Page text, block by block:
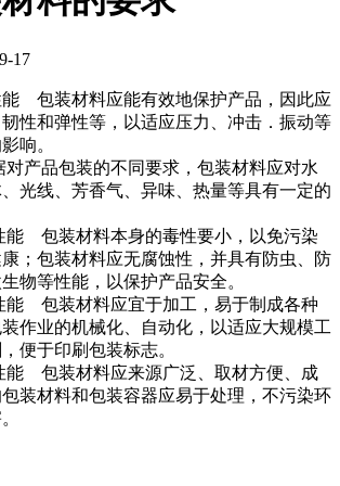
17
能 包装材料应能有效地保护产品，因此应
性和弹性等，以适应压力、冲击．振动等
影响。
产品包装的不同要求，包装材料应对水
光线、芳香气、异味、热量等具有一定的
能 包装材料本身的毒性要小，以免污染
；包装材料应无腐蚀性，并具有防虫、防
生物等性能，以保护产品安全。
能 包装材料应宜于加工，易于制成各种
作业的机械化、自动化，以适应大规模工
，便于印刷包装标志。
能 包装材料应来源广泛、取材方便、成
装材料和包装容器应易于处理，不污染环